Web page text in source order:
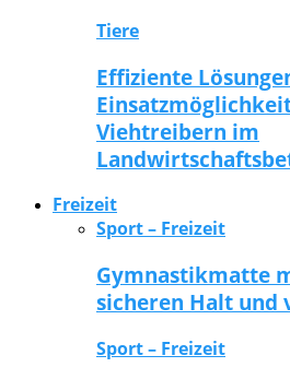
Tiere
Effiziente
Viehtreibern im
Freizeit
Sport – Freizeit
Gymnastikmatte
sicheren Halt und
Sport – Freizeit